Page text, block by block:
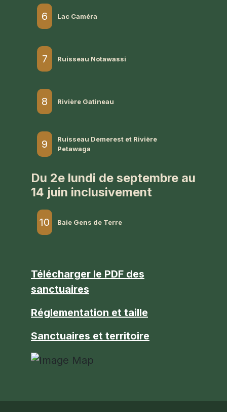
6 Lac Caméra
7 Ruisseau Notawassi
8 Rivière Gatineau
9
Ruisseau Demerest et Rivière
Petawaga
Du 2e lundi de septembre au
14 juin inclusivement
10 Baie Gens de Terre
Télécharger le PDF des
sanctuaires
Réglementation et taille
Sanctuaires et territoire